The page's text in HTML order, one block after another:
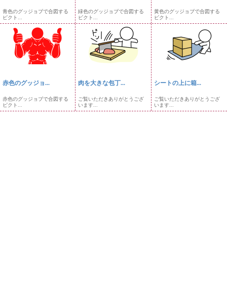
青色のグッジョブで合図する
ピクト...
緑色のグッジョブで合図する
ピクト...
黄色のグッジョブで合図する
ピクト...
赤色のグッジョ...
赤色のグッジョブで合図する
ピクト...
肉を大きな包丁...
ご覧いただきありがとうござ
います...
シートの上に箱...
ご覧いただきありがとうござ
います...